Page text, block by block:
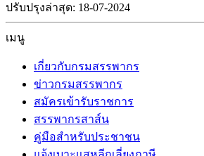
ปรับปรุงล่าสุด: 18-07-2024
เมนู
เกี่ยวกับกรมสรรพากร
ข่าวกรมสรรพากร
สมัครเข้ารับราชการ
สรรพากรสาส์น
คู่มือสำหรับประชาชน